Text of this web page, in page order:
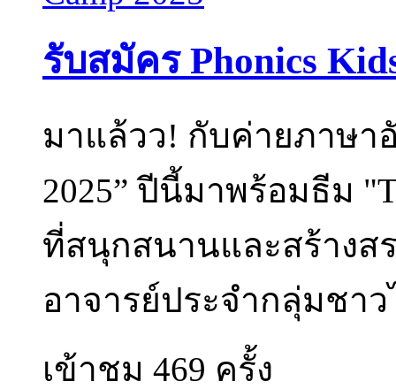
รับสมัคร Phonics
มาแล้วว! กับค่ายภาษาอั
2025” ปีนี้มาพร้อมธีม
ที่สนุกสนานและสร้างส
อาจารย์ประจำกลุ่มชา
เข้าชม 469 ครั้ง